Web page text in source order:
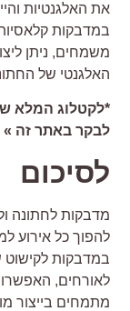
את האלגנטיות
במדבקות קלאסיות
משמחים, ניתן ליצור
האלגנטי של החתונה.
*לקטלוג המלא של
לבקר באתר זה »
לסיכום
מדבקות לחתונה
להפוך כל אירוע
במדבקות לקישוט
לאורחים, האפשרויות
מתמחים בייצור